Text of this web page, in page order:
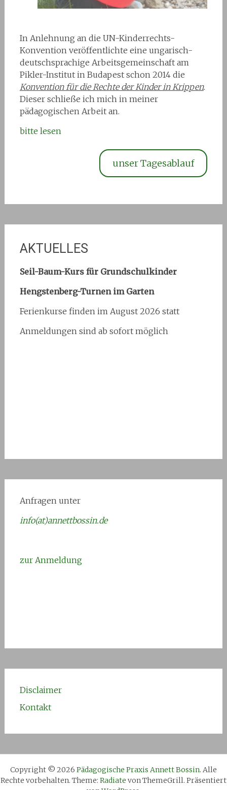
In Anlehnung an die UN-Kinderrechts-
Konvention veröffentlichte eine ungarisch-
deutschsprachige Arbeitsgemeinschaft am
Pikler-Institut in Budapest schon 2014 die
Konvention für die Rechte der Kinder in Krippen.
Dieser schließe ich mich in meiner
pädagogischen Arbeit an.
bitte lesen
unser Tagesablauf
AKTUELLES
Seil-Baum-Kurs für Grundschulkinder
Hengstenberg-Turnen im Garten
Ferienkurse finden im August 2026 statt
Anmeldungen sind ab sofort möglich
Anfragen unter
info(at)annettbossin.de
zur Anmeldung
Disclaimer
Kontakt
Copyright © 2026 Pädagogische Praxis Annett Bossin. Alle
Rechte vorbehalten. Theme: Radiate von ThemeGrill. Präsentiert